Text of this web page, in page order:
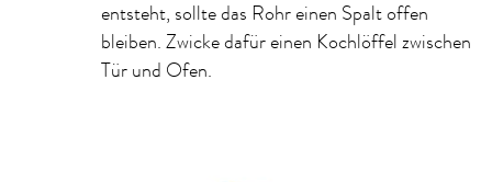
entsteht, sollte das Rohr einen Spalt offen
bleiben. Zwicke dafür einen Kochlöffel zwischen
Tür und Ofen.